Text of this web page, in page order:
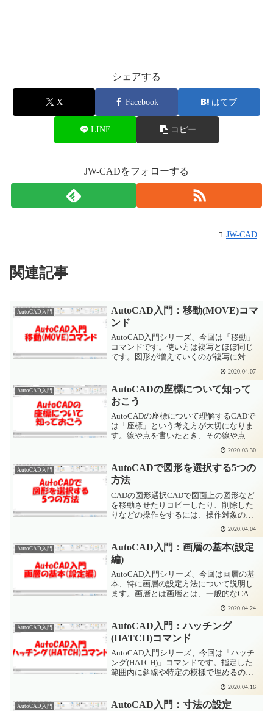
シェアする
X Facebook はてブ
LINE コピー
JW-CADをフォローする
JW-CAD
関連記事
AutoCAD入門
AutoCAD入門：移動(MOVE)コマ
ンド
AutoCAD入門シリーズ、今回は「移動」
コマンドです。使い方は複写とほぼ同じ
です。図形が増えていくのが複写に対
し、元の図形がなくなるのが移動コマン
ドになります。AutoCADでの移動方法
AutoCADでの移動は、複写同様、大きく
分けて2つ...
2020.04.07
AutoCAD入門
AutoCADの座標について知って
おこう
AutoCADの座標について理解するCADで
は「座標」という考え方が大切になりま
す。線や点を書いたとき、その線や点か
ら次の図形をどのように書くか、どこに
移動させるかなどを「座標」という考え
方を使います。上の図の場合、中心に原
点(0,0)があ...
2020.03.30
AutoCAD入門
AutoCADで図形を選択する5つの
方法
CADの図形選択CADで図面上の図形など
を移動させたりコピーしたり、削除した
りなどの操作をするには、操作対象の図
形などを選択する必要があります。操作
対象の図形は一つのこともあれば複数の
こともあります。ここではAutoCADでの
図形を選択する...
2020.04.04
AutoCAD入門
AutoCAD入門：画層の基本(設定
編)
AutoCAD入門シリーズ、今回は画層の基
本、特に画層の設定方法について説明し
ます。画層とは画層とは、一般的なCAD
ではレイヤーと呼ばれているものです。
CADの図面は1枚の図面に見えますが、実
は複数の透明なシートが重なり合って構
成されている...
2020.04.24
AutoCAD入門
AutoCAD入門：ハッチング
(HATCH)コマンド
AutoCAD入門シリーズ、今回は「ハッチ
ング(HATCH)」コマンドです。指定した
範囲内に斜線や特定の模様で埋めるのが
ハッチングです。領域を示したり、コン
クリートやタイル、石などの材質を表現
したりするのに使います。AutoCADでの
2020.04.16
AutoCAD入門 AutoCAD入門：寸法の設定